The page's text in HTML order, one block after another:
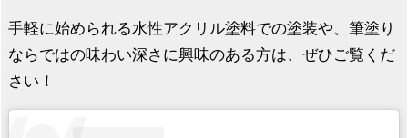
手軽に始められる水性アクリル塗料での塗装や、筆塗り
ならではの味わい深さに興味のある方は、ぜひご覧くだ
さい！